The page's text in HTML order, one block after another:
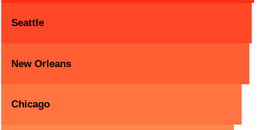
Seattle
New Orleans
Chicago